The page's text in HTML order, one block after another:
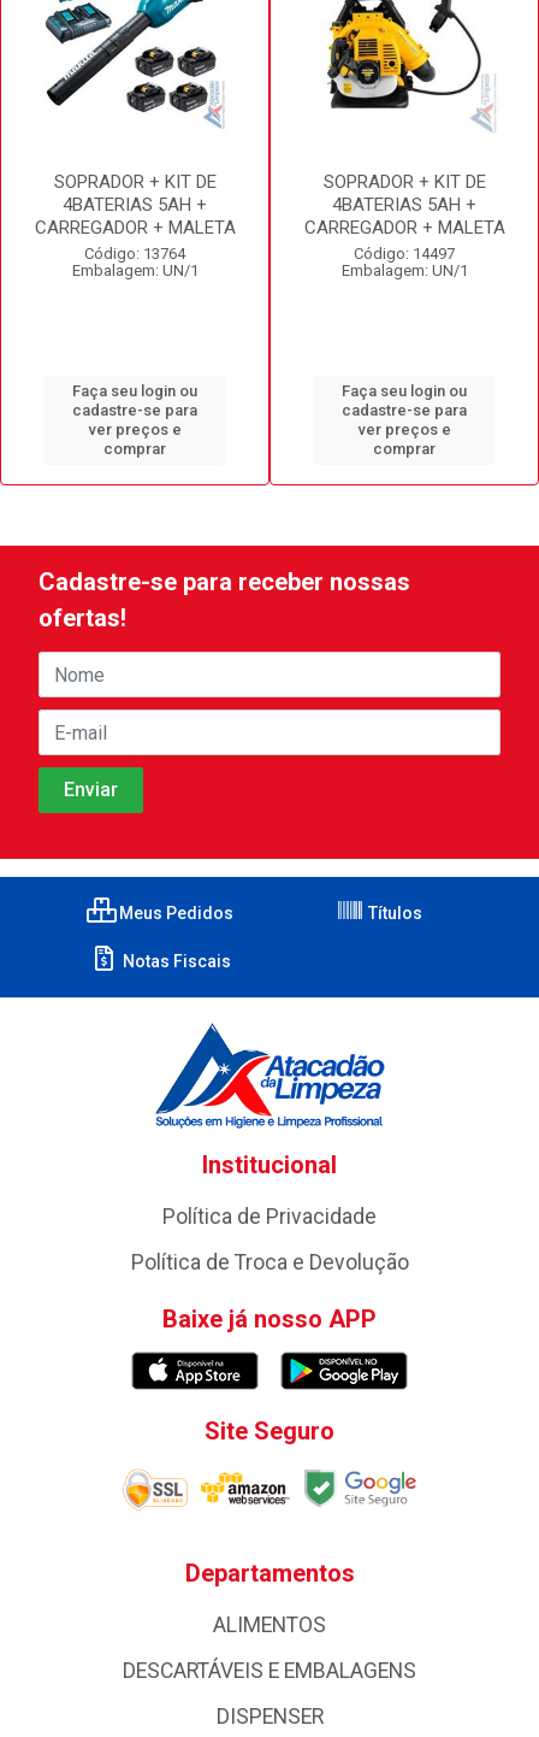
SOPRADOR + KIT DE
4BATERIAS 5AH +
CARREGADOR + MALETA
Código: 13764
Embalagem: UN/1
Faça seu login ou
cadastre-se para
ver preços e
comprar
SOPRADOR + KIT DE
4BATERIAS 5AH +
CARREGADOR + MALETA
Código: 14497
Embalagem: UN/1
Faça seu login ou
cadastre-se para
ver preços e
comprar
Cadastre-se para receber nossas
ofertas!
Meus Pedidos Títulos
Notas Fiscais
Institucional
Política de Privacidade
Política de Troca e Devolução
Baixe já nosso APP
Site Seguro
Departamentos
ALIMENTOS
DESCARTÁVEIS E EMBALAGENS
DISPENSER